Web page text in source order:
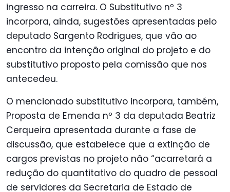
ingresso na carreira. O Substitutivo nº 3
incorpora, ainda, sugestões apresentadas pelo
deputado Sargento Rodrigues, que vão ao
encontro da intenção original do projeto e do
substitutivo proposto pela comissão que nos
antecedeu.
O mencionado substitutivo incorpora, também,
Proposta de Emenda nº 3 da deputada Beatriz
Cerqueira apresentada durante a fase de
discussão, que estabelece que a extinção de
cargos previstas no projeto não “acarretará a
redução do quantitativo do quadro de pessoal
de servidores da Secretaria de Estado de